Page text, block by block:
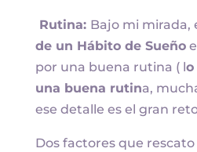
Rutina: Bajo mi mirada,
de un Hábito de Sueño
por una buena rutina ( l o
una buena rutina,
ese detalle es el gran
Dos factores que